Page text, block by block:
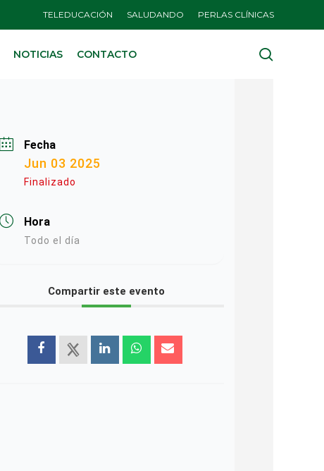
TELEDUCACIÓN SALUDANDO PERLAS CLÍNICAS
NOTICIAS CONTACTO
Fecha
Jun 03 2025
Finalizado
Hora
Todo el día
Compartir este evento